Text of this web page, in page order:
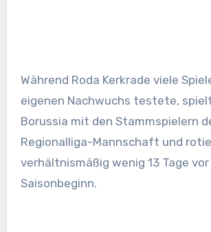
Während Roda Kerkrade viele
eigenen Nachwuchs testete,
Borussia mit den Stammspielern
Regionalliga-Mannschaft und
verhältnismäßig wenig 13 Tage vor
Saisonbeginn.